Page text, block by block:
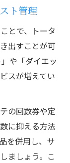
ト管理
とで、トータ
出すことが可
や「ダイエッ
スが増えてい
の回数券や定
に抑える方法
を併用し、サ
ましょう。こ